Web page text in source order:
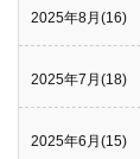
2025年8月(16)
2025年7月(18)
2025年6月(15)